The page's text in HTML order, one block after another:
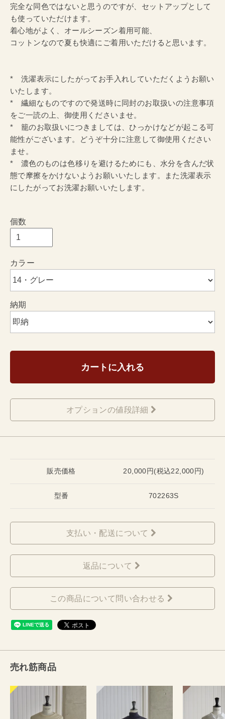
完全な同色ではないと思うのですが、セットアップとして
も使っていただけます。
着心地がよく、オールシーズン着用可能、
コットンなので夏も快適にご着用いただけると思います。
* 洗濯表示にしたがってお手入れしていただくようお願い
いたします。
* 繊細なものですので発送時に同封のお取扱いの注意事項
をご一読の上、御使用くださいませ。
* 籠のお取扱いにつきましては、ひっかけなどが起こる可
能性がございます。どうぞ十分に注意して御使用ください
ませ。
* 濃色のものは色移りを避けるためにも、水分を含んだ状
態で摩擦をかけないようお願いいたします。また洗濯表示
にしたがってお洗濯お願いいたします。
個数
カラー
納期
カートに入れる
オプションの値段詳細
販売価格 20,000円(税込22,000円)
型番 702263S
支払い・配送について
返品について
この商品について問い合わせる
売れ筋商品